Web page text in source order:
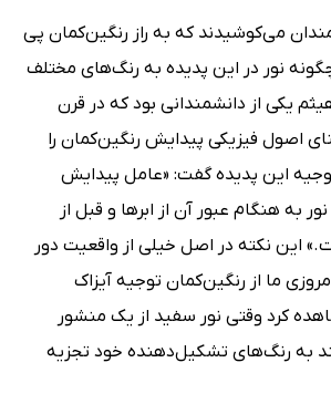
می‌کوشیدند که به راز رنگین‌کمان پی
نور در این پدیده به رنگ‌های مختلف
یکی از دانشمندانی بود که در قرن
اصول فیزیکی پیدایش رنگین‌کمان را
این پدیده گفت: «عامل پیدایش
به هنگام عبور آن از ابرها و قبل از
این نکته در اصل خیلی از واقعیت دور
ما از رنگین‌کمان توجیه آیزاک
کرد وقتی نور سفید از یک منشور
به رنگ‌های تشکیل‌دهنده خود تجزیه